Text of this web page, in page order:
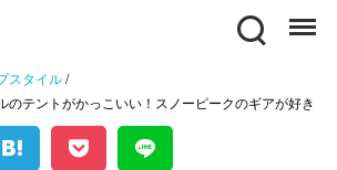
Search Menu
スタイル/
のテントがかっこいい！スノーピークのギアが好き